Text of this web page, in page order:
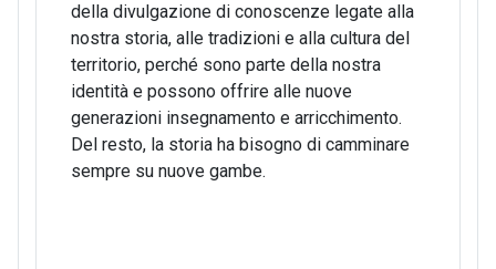
della divulgazione di conoscenze legate alla
nostra storia, alle tradizioni e alla cultura del
territorio, perché sono parte della nostra
identità e possono offrire alle nuove
generazioni insegnamento e arricchimento.
Del resto, la storia ha bisogno di camminare
sempre su nuove gambe.